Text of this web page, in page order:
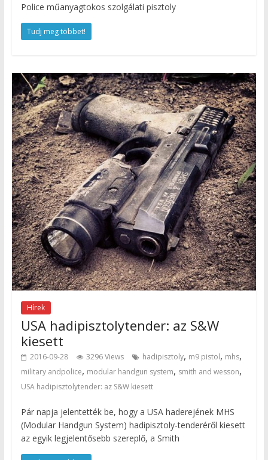
Police műanyagtokos szolgálati pisztoly
Tudj meg többet!
Hírek
USA hadipisztolytender: az S&W
kiesett
2016-09-28 3296 Views hadipisztoly, m9 pistol, mhs,
military andpolice, modular handgun system, smith and wesson,
USA hadipisztolytender: az S&W kiesett
Pár napja jelentették be, hogy a USA haderejének MHS
(Modular Handgun System) hadipisztoly-tenderéről kiesett
az egyik legjelentősebb szereplő, a Smith